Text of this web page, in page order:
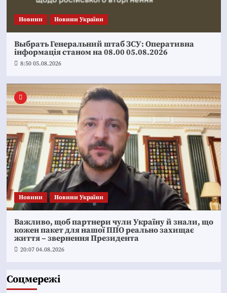
Новини Новини України
Выбрать Генеральний штаб ЗСУ: Оперативна
інформація станом на 08.00 05.08.2026
8:50 05.08.2026
Новини Новини України
Важливо, щоб партнери чули Україну й знали, що
кожен пакет для нашої ППО реально захищає
життя – звернення Президента
20:07 04.08.2026
Соцмережі